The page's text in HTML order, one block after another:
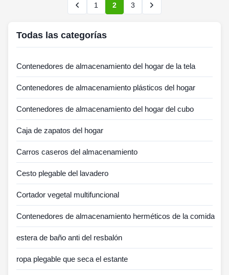
1 2 3
Todas las categorías
Contenedores de almacenamiento del hogar de la tela
Contenedores de almacenamiento plásticos del hogar
Contenedores de almacenamiento del hogar del cubo
Caja de zapatos del hogar
Carros caseros del almacenamiento
Cesto plegable del lavadero
Cortador vegetal multifuncional
Contenedores de almacenamiento herméticos de la comida
estera de baño anti del resbalón
ropa plegable que seca el estante